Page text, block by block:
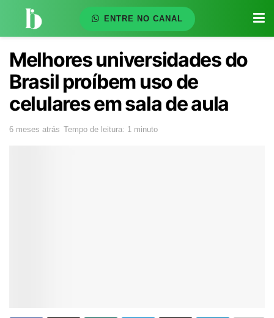
ENTRE NO CANAL
Melhores universidades do
Brasil proíbem uso de
celulares em sala de aula
6 meses atrás Tempo de leitura: 1 minuto